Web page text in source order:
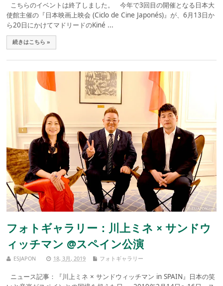
こちらのイベントは終了しました。 今年で3回目の開催となる日本大
使館主催の『日本映画上映会 (Ciclo de Cine Japonés)』が、6月13日か
ら20日にかけてマドリードのKiné ...
続きはこちら »
フォトギャラリー：川上ミネ × サンドウ
ィッチマン @スペイン公演
ESJAPON 18, 3月, 2019 フォトギャラリー
ニュース記事：『川上ミネ × サンドウィッチマン in SPAIN』日本の笑